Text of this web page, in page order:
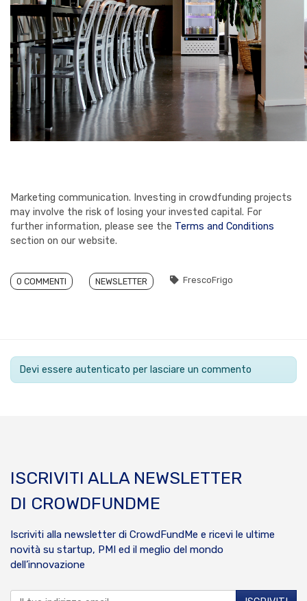
Marketing communication. Investing in crowdfunding projects
may involve the risk of losing your invested capital. For
further information, please see the Terms and Conditions
section on our website.
0 COMMENTI NEWSLETTER FrescoFrigo
Devi essere autenticato per lasciare un commento
ISCRIVITI ALLA NEWSLETTER
DI CROWDFUNDME
Iscriviti alla newsletter di CrowdFundMe e ricevi le ultime
novità su startup, PMI ed il meglio del mondo
dell’innovazione